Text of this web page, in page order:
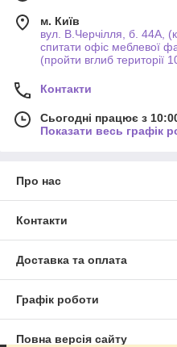
м. Київ
вул. В.Черчілля, б. 44А,
спитати офіс меблевої
(пройти вглиб території
Контакти
Сьогодні працює з
Показати весь графік
Про нас
Контакти
Доставка та оплата
Графік роботи
Повна версія сайту